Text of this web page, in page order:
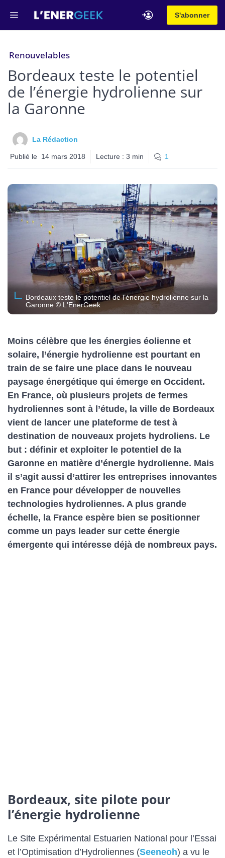
contenu
S'abonner
Menu
Renouvelables
Bordeaux teste le potentiel
de l’énergie hydrolienne sur
la Garonne
La Rédaction
Publié le 14 mars 2018 Lecture : 3 min 1
Bordeaux teste le potentiel de l’énergie hydrolienne sur la
Garonne © L'EnerGeek
Moins célèbre que les énergies éolienne et
solaire, l’énergie hydrolienne est pourtant en
train de se faire une place dans le nouveau
paysage énergétique qui émerge en Occident.
En France, où plusieurs projets de fermes
hydroliennes sont à l’étude, la ville de Bordeaux
vient de lancer une plateforme de test à
destination de nouveaux projets hydroliens. Le
but : définir et exploiter le potentiel de la
Garonne en matière d’énergie hydrolienne. Mais
il s’agit aussi d’attirer les entreprises innovantes
en France pour développer de nouvelles
technologies hydroliennes. A plus grande
échelle, la France espère bien se positionner
comme un pays leader sur cette énergie
émergente qui intéresse déjà de nombreux pays.
Bordeaux, site pilote pour
l’énergie hydrolienne
Le Site Expérimental Estuarien National pour l’Essai
et l’Optimisation d’Hydroliennes (Seeneoh) a vu le